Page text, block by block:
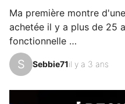
Trois bémols :
ajout de maillons
goupilles tubes pas simple
Micro réglage uniquement
Ma première montre
achetée il y a plus de 25
fonctionnelle
Équipée d'un
d'une précision redoutable
S Sebbie71il y a 3 ans